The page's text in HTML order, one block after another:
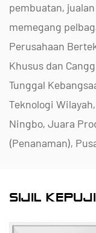
pembuatan,
memegang
Perusahaan
Khusus dan
Tunggal
Teknologi
Ningbo, Juara
(Penanaman),
Dataran Kilang
Keupayaan
SIJIL